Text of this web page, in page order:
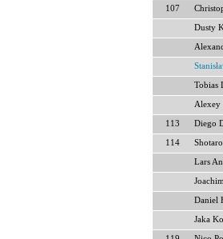
107
Dusty
Tobias
113 Diego
114
Lars
Daniel
Jaka